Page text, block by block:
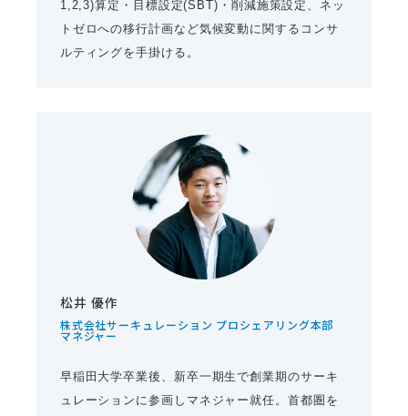
1,2,3)算定・目標設定(SBT)・削減施策設定、ネッ
トゼロへの移行計画など気候変動に関するコンサ
ルティングを手掛ける。
松井 優作
株式会社サーキュレーション プロシェアリング本部
マネジャー
早稲田大学卒業後、新卒一期生で創業期のサーキ
ュレーションに参画しマネジャー就任。首都圏を